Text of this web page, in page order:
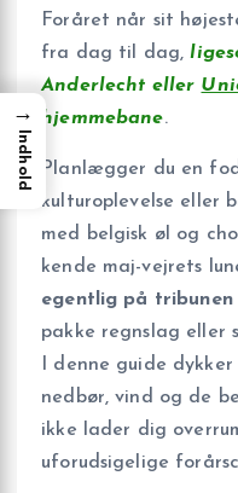
Foråret når sit
fra dag til dag,
Anderlecht eller
hjemmebane.
Planlægger du en
kulturoplevelse eller
med belgisk øl og
kende maj-vejrets
egentlig på
pakke regnslag eller
I denne guide
nedbør, vind og de
ikke lader dig
uforudsigelige
→
Indhold